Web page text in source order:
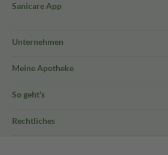
Sanicare App
Unternehmen
Meine Apotheke
So geht's
Rechtliches